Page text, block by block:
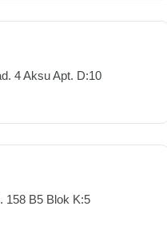
4 Aksu Apt. D:10
158 B5 Blok K:5